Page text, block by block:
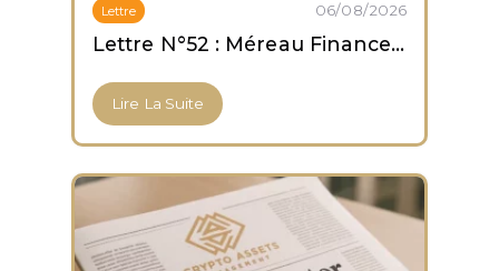
Lettre 06/08/2026
Lettre N°52 : Méreau Finance obtient son agrément PSCA
Lire La Suite